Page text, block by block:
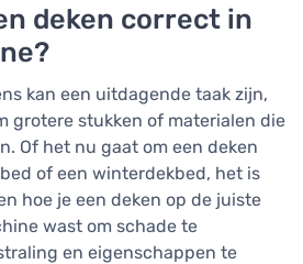
deken correct in
kan een uitdagende taak zijn,
grotere stukken of materialen die
Of het nu gaat om een deken
of een winterdekbed, het is
hoe je een deken op de juiste
wast om schade te
en eigenschappen te